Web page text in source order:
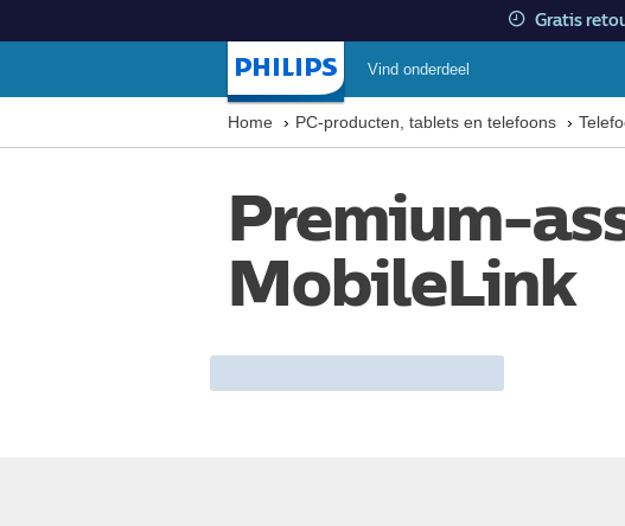
Gratis
Vind onderdeel
Home PC-producten, tablets en telefoons
Premium-
MobileLink